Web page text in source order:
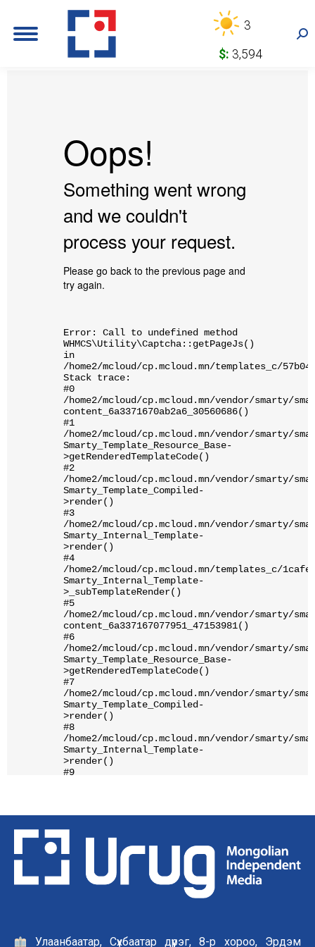
3
$: 3,594
Улаанбаатар, Сүхбаатар дүүрэг, 8-р хороо, Эрдэм